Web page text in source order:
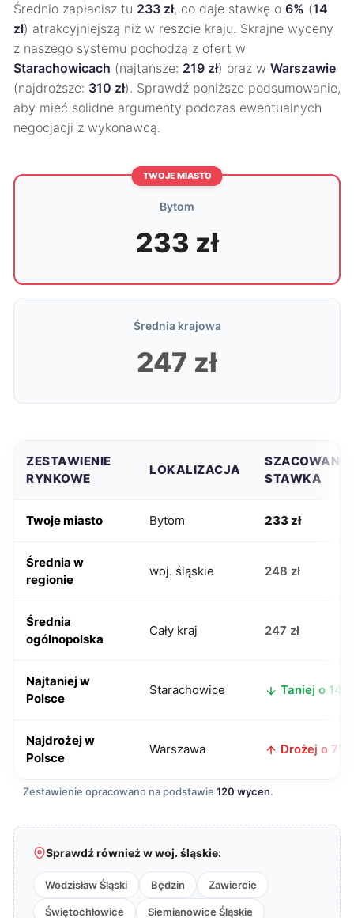
Średnio zapłacisz tu 233 zł, co daje stawkę o 6% (14
zł) atrakcyjniejszą niż w reszcie kraju. Skrajne wyceny
z naszego systemu pochodzą z ofert w
Starachowicach (najtańsze: 219 zł) oraz w Warszawie
(najdroższe: 310 zł). Sprawdź poniższe podsumowanie,
aby mieć solidne argumenty podczas ewentualnych
negocjacji z wykonawcą.
TWOJE MIASTO
Bytom
233 zł
Średnia krajowa
247 zł
ZESTAWIENIE
RYNKOWE
LOKALIZACJA
SZACOWANA
STAWKA
Twoje miasto Bytom 233 zł
Średnia w
regionie
woj. śląskie 248 zł
Średnia
ogólnopolska
Cały kraj 247 zł
Najtaniej w
Polsce
Starachowice Taniej o 14 zł
Najdrożej w
Polsce
Warszawa Drożej o 77
Zestawienie opracowano na podstawie 120 wycen.
Sprawdź również w woj. śląskie:
Wodzisław Śląski Będzin Zawiercie
Świętochłowice Siemianowice Śląskie